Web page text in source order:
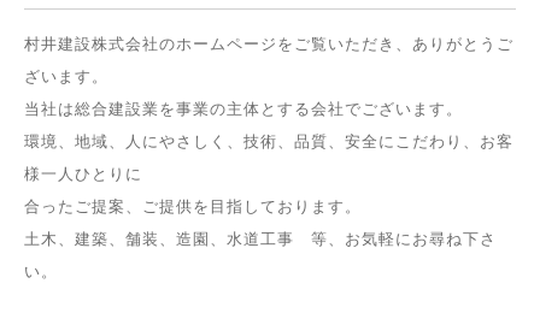
村井建設株式会社のホームページをご覧いただき、ありがとうご
ざいます。
当社は総合建設業を事業の主体とする会社でございます。
環境、地域、人にやさしく、技術、品質、安全にこだわり、お客
様一人ひとりに
合ったご提案、ご提供を目指しております。
土木、建築、舗装、造園、水道工事 等、お気軽にお尋ね下さ
い。